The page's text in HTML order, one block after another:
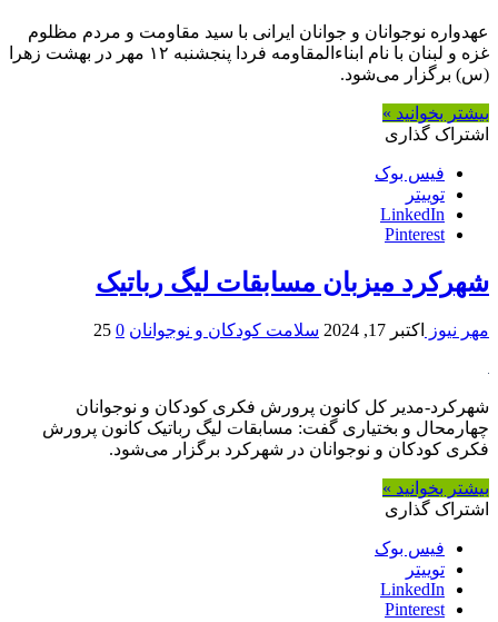
عهدواره نوجوانان و جوانان ایرانی با سید مقاومت و مردم مظلوم
غزه و لبنان با نام ابناءالمقاومه فردا پنجشنبه ۱۲ مهر در بهشت زهرا
(س) برگزار می‌شود.
بیشتر بخوانید »
اشتراک گذاری
فیس بوک
توییتر
LinkedIn
Pinterest
شهرکرد میزبان مسابقات لیگ رباتیک
مهر نیوز اکتبر 17, 2024 سلامت کودکان و نوجوانان 0
25
شهرکرد-مدیر کل کانون پرورش فکری کودکان و نوجوانان
چهارمحال و بختیاری گفت: مسابقات لیگ رباتیک کانون پرورش
فکری کودکان و نوجوانان در شهرکرد برگزار می‌شود.
بیشتر بخوانید »
اشتراک گذاری
فیس بوک
توییتر
LinkedIn
Pinterest